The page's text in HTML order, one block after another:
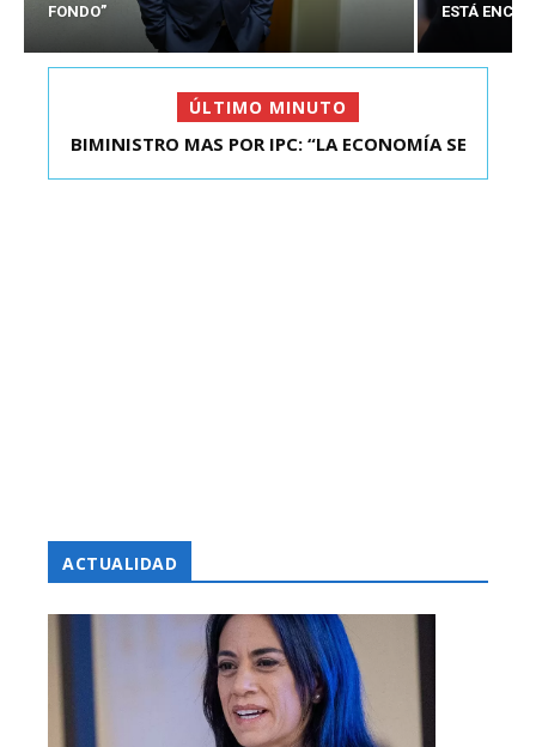
FONDO”
ESTÁ
ÚLTIMO MINUTO
KAST SE REUNIÓ CON EL PRESIDENTE ELECTO DE
BIMINISTRO MAS POR IPC: “LA ECONOMÍA SE
ACTUALIDAD